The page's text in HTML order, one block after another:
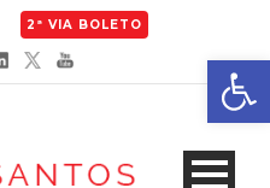
2ª VIA BOLETO
Abrir